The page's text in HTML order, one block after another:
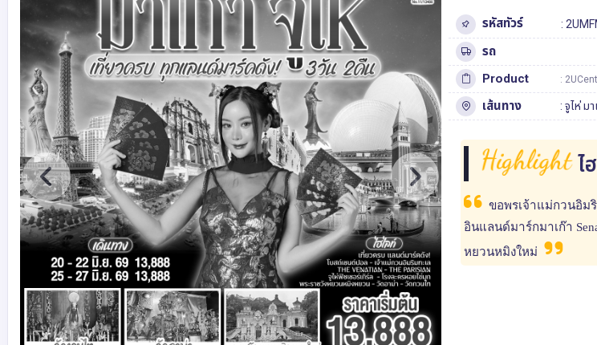
รหัสทัวร์ :
รถ
Product :
เส้นทาง :จูไห่ มา
Highlight ไ
ขอพรเจ้าแม่กวนอิมริ
อินแลนด์มาร์กมาเก๊า
หยวนหมิงใหม่